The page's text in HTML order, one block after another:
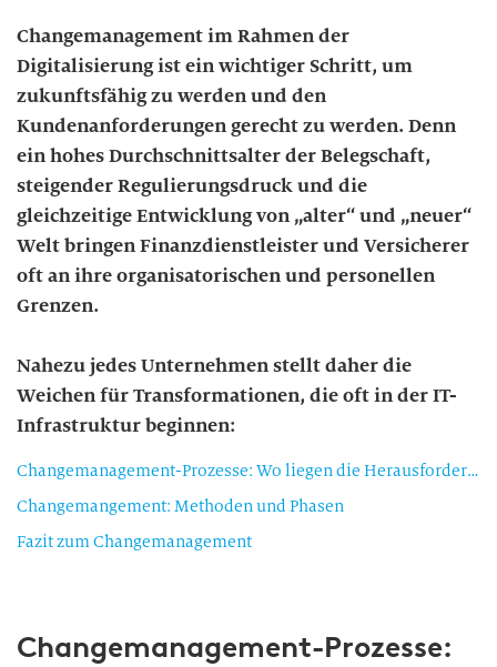
Changemanagement im Rahmen der
Digitalisierung ist ein wichtiger Schritt, um
zukunftsfähig zu werden und den
Kundenanforderungen gerecht zu werden. Denn
ein hohes Durchschnittsalter der Belegschaft,
steigender Regulierungsdruck und die
gleichzeitige Entwicklung von „alter“ und „neuer“
Welt bringen Finanzdienstleister und Versicherer
oft an ihre organisatorischen und personellen
Grenzen.
Nahezu jedes Unternehmen stellt daher die
Weichen für Transformationen, die oft in der IT-
Infrastruktur beginnen:
Changemanagement-Prozesse: Wo liegen die Herausforderungen?
Changemangement: Methoden und Phasen
Fazit zum Changemanagement
Changemanagement-Prozesse: